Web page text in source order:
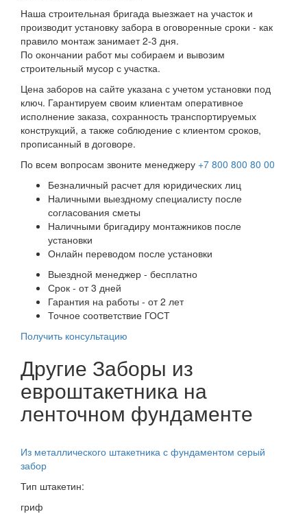
Наша строительная бригада выезжает на участок и
производит установку забора в оговоренные сроки - как
правило монтаж занимает 2-3 дня.
По окончании работ мы собираем и вывозим
строительный мусор с участка.
Цена заборов на сайте указана с учетом установки под
ключ. Гарантируем своим клиентам оперативное
исполнение заказа, сохранность транспортируемых
конструкций, а также соблюдение с клиентом сроков,
прописанный в договоре.
По всем вопросам звоните менеджеру +7 800 800 80 00
Безналичный расчет для юридических лиц
Наличными выездному специалисту после
согласования сметы
Наличными бригадиру монтажников после
установки
Онлайн переводом после установки
Выездной менеджер - бесплатно
Срок - от 3 дней
Гарантия на работы - от 2 лет
Точное соответствие ГОСТ
Получить консультацию
Другие Заборы из
евроштакетника на
ленточном фундаменте
Из металлического штакетника с фундаментом серый
забор
Тип штакетин:
гриф